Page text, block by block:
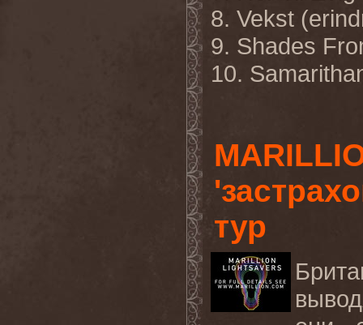
8. Vekst
9. Shades
10.
тур